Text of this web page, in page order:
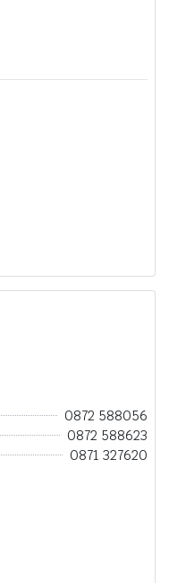
0872 588056
0872 588623
0871 327620